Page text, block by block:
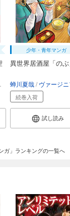
空路恵 渡辺樹
少年・青年マンガ
異世界居酒屋「の
蝉川夏哉 ヴァージニア二
続巻入荷
試し読み
ガ」ランキングの一覧へ